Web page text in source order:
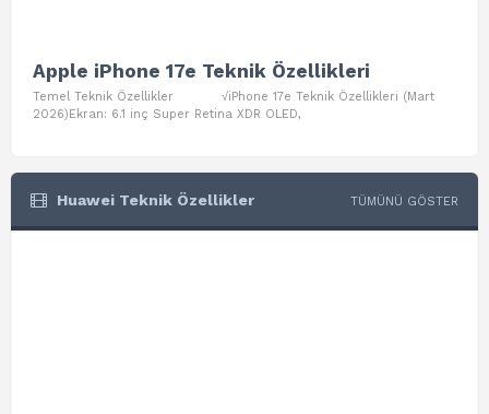
Apple iPhone 17e Teknik Özellikleri
Temel Teknik Özellikler √iPhone 17e Teknik Özellikleri (Mart
2026)Ekran: 6.1 inç Super Retina XDR OLED,
Huawei Teknik Özellikler TÜMÜNÜ GÖSTER